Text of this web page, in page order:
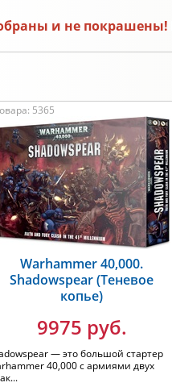
и не покрашены!
5365
Warhammer 40,000.
Shadowspear (Теневое
копье)
9975 руб.
— это большой стартер
40,000 с армиями двух